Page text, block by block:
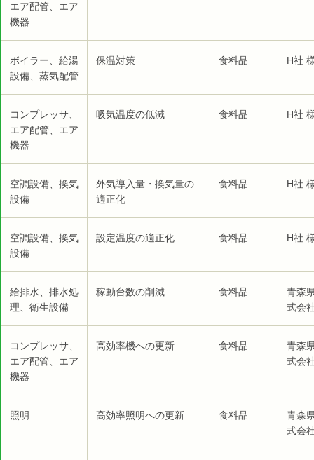
エア配管、エア
機器
ボイラー、給湯
設備、蒸気配管
保温対策 食料品 H社
コンプレッサ、
エア配管、エア
機器
吸気温度の低減 食料品 H社
空調設備、換気
設備
外気導入量・換気量の
適正化
食料品 H社
空調設備、換気
設備
設定温度の適正化 食料品 H社
給排水、排水処
理、衛生設備
稼動台数の削減 食料品
青森
式会
コンプレッサ、
エア配管、エア
機器
高効率機への更新 食料品
青森
式会
照明 高効率照明への更新 食料品
青森
式会